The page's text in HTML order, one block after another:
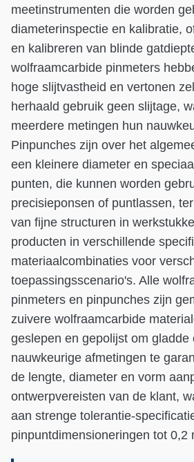
meetinstrumenten die worden
diameterinspectie en kalibratie,
en kalibreren van blinde
wolfraamcarbide pinmeters
hoge slijtvastheid en vertonen
herhaald gebruik geen slijtage,
meerdere metingen hun
Pinpunches zijn over het
een kleinere diameter en
punten, die kunnen worden
precisieponsen of puntlassen,
van fijne structuren in
producten in verschillende
materiaalcombinaties voor
toepassingsscenario's. Alle
pinmeters en pinpunches zijn
zuivere wolfraamcarbide
geslepen en gepolijst om gladde
nauwkeurige afmetingen te
de lengte, diameter en vorm
ontwerpvereisten van de klant,
aan strenge tolerantie-
pinpuntdimensioneringen tot 0,2